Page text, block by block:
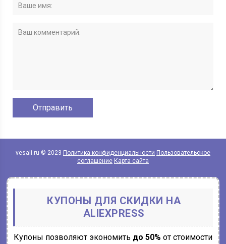
vesali.ru © 2023 Политика конфиденциальности Пользовательское
соглашение Карта сайта
КУПОНЫ ДЛЯ СКИДКИ НА
ALIEXPRESS
Купоны позволяют экономить до 50% от стоимости